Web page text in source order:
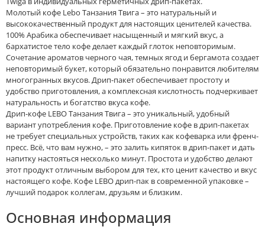
Молотый кофе Lebo Танзания Твига – это натуральный и
высококачественный продукт для настоящих ценителей качества.
100% Арабика обеспечивает насыщенный и мягкий вкус, а
бархатистое тело кофе делает каждый глоток неповторимым.
Сочетание ароматов черного чая, темных ягод и бергамота создает
неповторимый букет, который обязательно понравится любителям
многогранных вкусов. Дрип-пакет обеспечивает простоту и
удобство приготовления, а комплексная кислотность подчеркивает
натуральность и богатство вкуса кофе.
Дрип-кофе LEBO Танзания Твига – это уникальный, удобный
вариант употребления кофе. Приготовление кофе в дрип-пакетах
не требует специальных устройств, таких как кофеварка или френч-
пресс. Всё, что вам нужно, – это залить кипяток в дрип-пакет и дать
напитку настояться несколько минут. Простота и удобство делают
этот продукт отличным выбором для тех, кто ценит качество и вкус
настоящего кофе. Кофе LEBO дрип-пак в современной упаковке –
лучший подарок коллегам, друзьям и близким.
Основная информация